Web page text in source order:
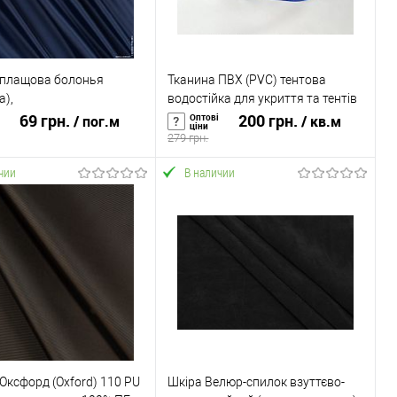
болонья
150 см синій (TK-0017)
69 грн. / пог.м
В корзину
в 1 клик
Тканина ПВХ (PVC) тентова
водостійка для укриття та тентів
450г/м2 ширина 150см Синій (TK-
0076)
Оптові
ціни 200 грн./ кв.м
279 грн.
Купить в 1 клик
(Oxford) 110 PU
В наличии
Шкіра Велюр-спилок взуттєво-